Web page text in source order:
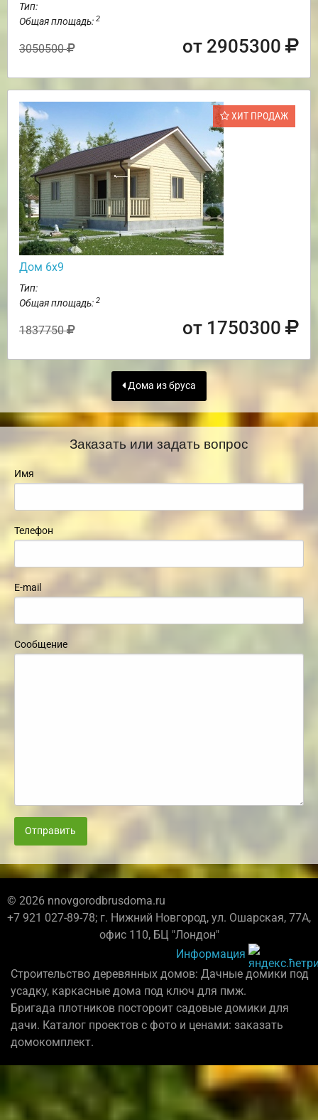
Тип:
Общая площадь: 2
3050500 от 2905300
ХИТ ПРОДАЖ
Дом 6х9
Тип:
Общая площадь: 2
1837750 от 1750300
Дома из бруса
Заказать или задать вопрос
Имя
Телефон
E-mail
Сообщение
Отправить
© 2026 nnovgorodbrusdoma.ru
+7 921 027-89-78; г. Нижний Новгород, ул. Ошарская, 77А,
офис 110, БЦ "Лондон"
Информация
Строительство деревянных домов: Дачные домики под
усадку, каркасные дома под ключ для пмж.
Бригада плотников постороит садовые домики для
дачи. Каталог проектов с фото и ценами: заказать
домокомплект.